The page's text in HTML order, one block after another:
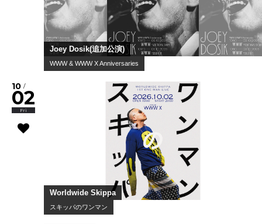
Joey Dosik(追加公演)
WWW & WWW X Anniversaries
10 /
02
Fri
Worldwide Skippa
スキッパのワンマン